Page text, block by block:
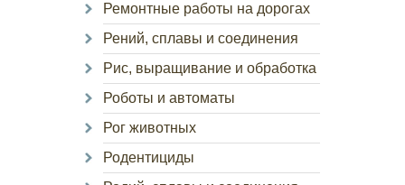
Ремонтные работы на дорогах
Рений, сплавы и соединения
Рис, выращивание и обработка
Роботы и автоматы
Рог животных
Родентициды